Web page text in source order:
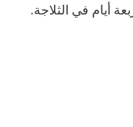
أيام في الثلاجة.